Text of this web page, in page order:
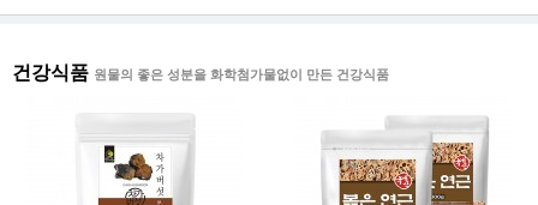
건강식품 원물의 좋은 성분을 화학첨가물없이 만든 건강식품